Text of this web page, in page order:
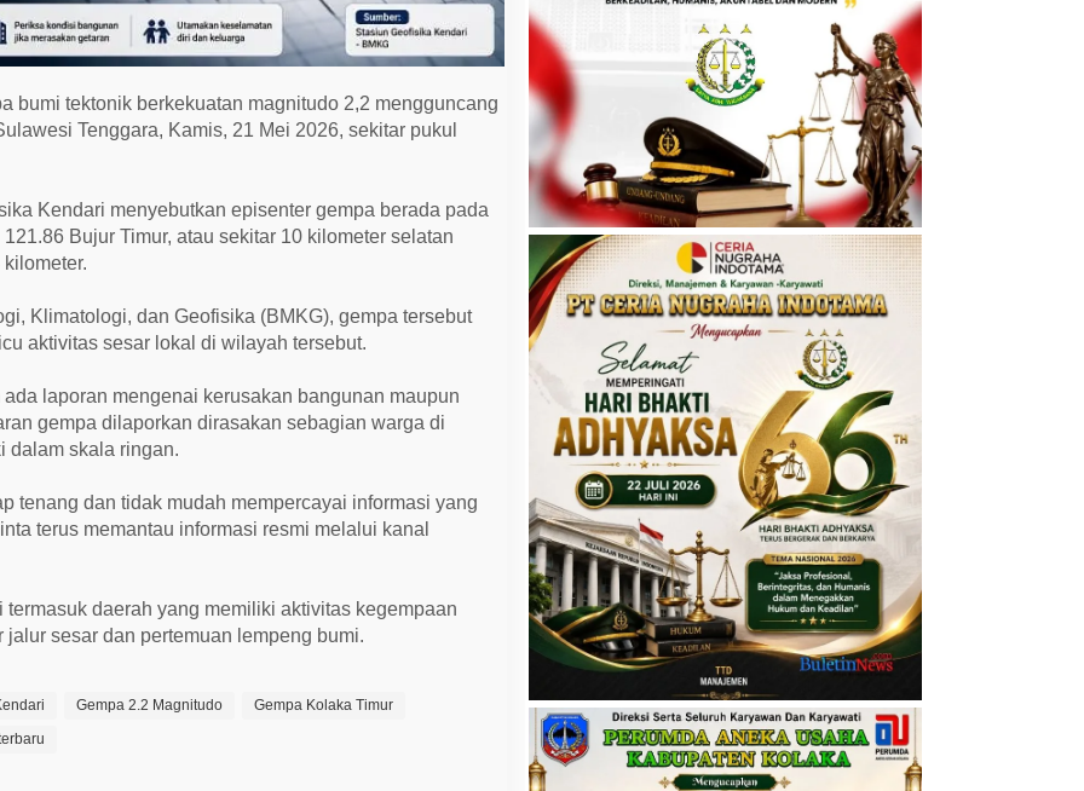
bumi tektonik berkekuatan magnitudo 2,2 mengguncang
Tenggara, Kamis, 21 Mei 2026, sekitar pukul
Kendari menyebutkan episenter gempa berada pada
Bujur Timur, atau sekitar 10 kilometer selatan
Klimatologi, dan Geofisika (BMKG), gempa tersebut
aktivitas sesar lokal di wilayah tersebut.
laporan mengenai kerusakan bangunan maupun
gempa dilaporkan dirasakan sebagian warga di
dalam skala ringan.
tenang dan tidak mudah mempercayai informasi yang
terus memantau informasi resmi melalui kanal
daerah yang memiliki aktivitas kegempaan
sesar dan pertemuan lempeng bumi.
Gempa 2.2 Magnitudo
Gempa Kolaka Timur